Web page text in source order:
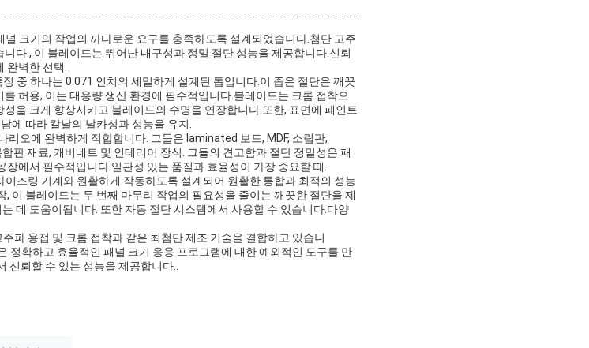
크기의 작업의 까다로운 요구를 충족하도록 설계되었습니다.첨단 고주
다., 이 블레이드는 뛰어난 내구성과 정밀 절단 성능을 제공합니다.신뢰
완벽한 선택.
중 하나는 0.071 인치의 세밀하게 설계된 톱입니다.이 좁은 절단은 깨끗
허용, 이는 대용량 생산 환경에 필수적입니다.블레이드는 크롬 접착으
을 크게 향상시키고 블레이드의 수명을 연장합니다.또한, 표면에 페인트
에 따라 칼날의 날카성과 성능을 유지.
리오에 완벽하게 적합합니다. 그들은 laminated 보드, MDF, 소립판,
판 재료, 캐비네트 및 인테리어 장식. 그들의 견고함과 절단 정밀성은 패
에서 필수적입니다.일관성 있는 품질과 효율성이 가장 중요할 때.
이즈링 기계와 원활하게 작동하도록 설계되어 원활한 통합과 최적의 성능
이 블레이드는 두 번째 마무리 작업의 필요성을 줄이는 깨끗한 절단을 제
데 도움이됩니다. 또한 자동 절단 시스템에서 사용할 수 있습니다.다양
파 용접 및 크롬 접착과 같은 최첨단 제조 기술을 결합하고 있습니
정확하고 효율적인 패널 크기 응용 프로그램에 대한 예외적인 도구를 만
신뢰할 수 있는 성능을 제공합니다..